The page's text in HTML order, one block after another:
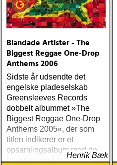
Blandade Artister - The
Biggest Reggae One-Drop
Anthems 2006
Sidste år udsendte det
engelske pladeselskab
Greensleeves Records
dobbelt albummet »The
Biggest Reggae One-Drop
Anthems 2005«, der som
titlen indikerer er et
opsamlingsalbum med de
bedste numre indenfor den
Henrik Bæk